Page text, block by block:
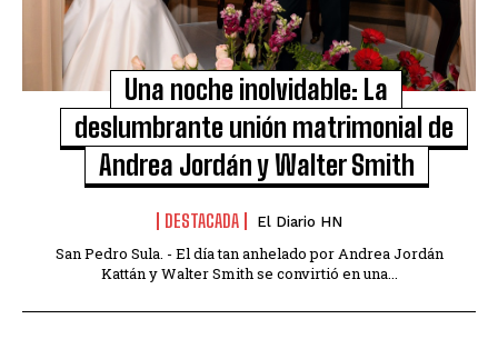
Una noche inolvidable: La
deslumbrante unión matrimonial de
Andrea Jordán y Walter Smith
DESTACADA El Diario HN
San Pedro Sula. - El día tan anhelado por Andrea Jordán
Kattán y Walter Smith se convirtió en una...